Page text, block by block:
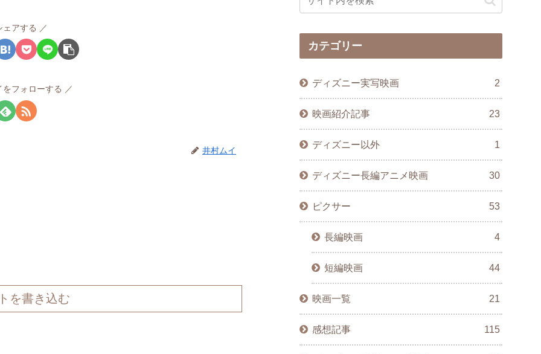
ェアする
をフォローする
井村ムイ
を書き込む
カテゴリー
ディズニー実写映画 2
映画紹介記事 23
ディズニー以外 1
ディズニー長編アニメ映画 30
ピクサー 53
長編映画 4
短編映画 44
映画一覧 21
感想記事 115